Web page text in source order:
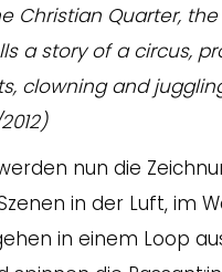
Christian Quarter, the
a story of a circus,
clowning and
nun die
in der Luft, im
in einem Loop